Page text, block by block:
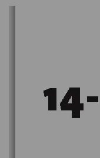
gegensätzlicher
den Börsen.